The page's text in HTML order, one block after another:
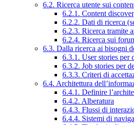
6.2. Ricerca utente sui
6.2.1. Content
6.2.2. Dati di ricerca
6.2.3. Ricerca tramite
6.2.4. Ricerca sui
6.3. Dalla ricerca ai bisogni
6.3.1. User stories per
6.3.2. Job stories per
6.3.3. Criteri di
6.4. Architettura
6.4.1. Definire
6.4.2. Alberatura
6.4.3. Flussi di
6.4.4. Sistemi di